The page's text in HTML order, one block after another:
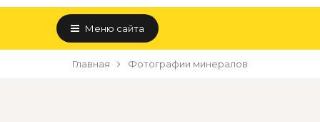
Меню сайта
Главная Фотографии минералов